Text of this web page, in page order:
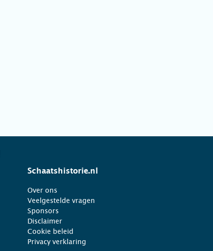
Schaatshistorie.nl
Over ons
Veelgestelde vragen
Sponsors
Disclaimer
Cookie beleid
Privacy verklaring